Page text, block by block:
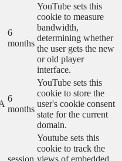
6
months
YouTube sets this
cookie to measure
bandwidth,
determining whether
the user gets the new
or old player
interface.
6
months
YouTube sets this
cookie to store the
user's cookie consent
state for the current
domain.
session
Youtube sets this
cookie to track the
views of embedded